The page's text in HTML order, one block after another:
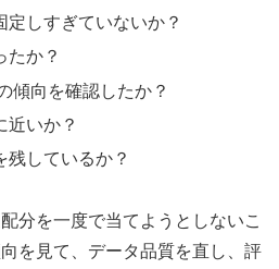
定しすぎていないか？
たか？
傾向を確認したか？
近いか？
残しているか？
分を一度で当てようとしないこ
を見て、データ品質を直し、評